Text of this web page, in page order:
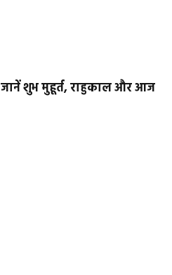
जानें शुभ मुहूर्त, राहुकाल और आज